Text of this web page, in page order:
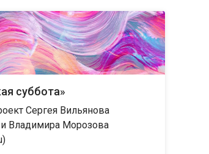
суббота»
Сергея Вильянова
и Владимира Морозова